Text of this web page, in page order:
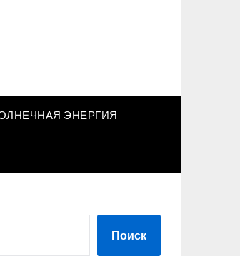
ЭНЕРГИЯ
Поиск